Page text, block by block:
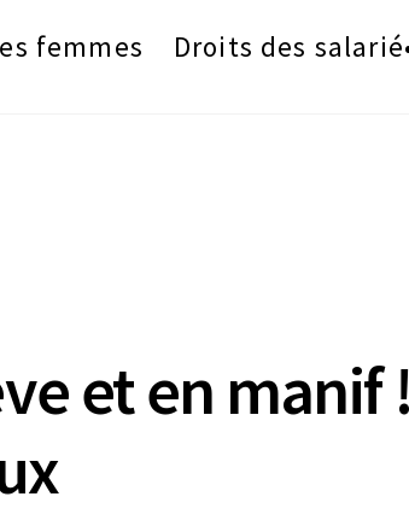
femmes Droits des
et en manif